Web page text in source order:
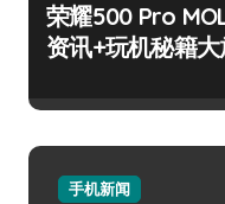
荣耀500 Pro
资讯+玩机秘籍大
手机新闻